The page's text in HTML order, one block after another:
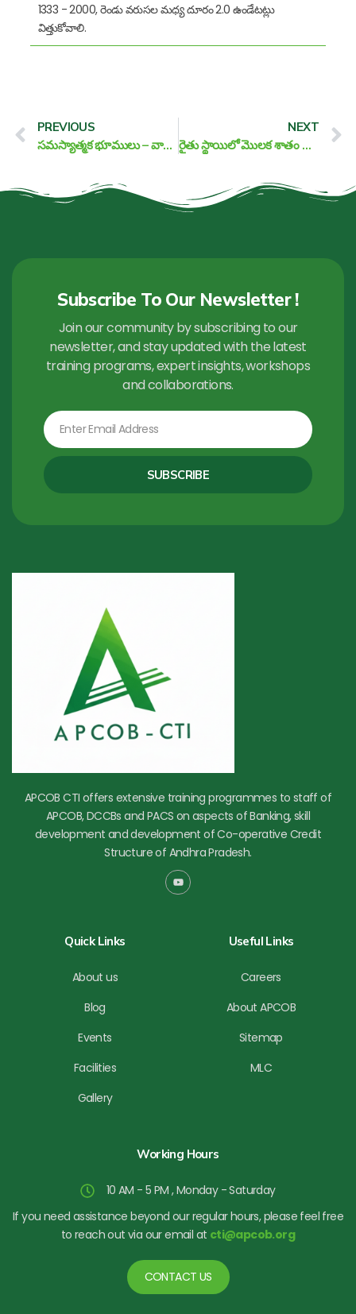
1333 - 2000, రెండు వరుసల మధ్య దూరం 2.0 ఉండేటట్లు
విత్తుకోవాలి.
Prev
PREVIOUS
సమస్యాత్మక భూములు – వాటి యాజమాన్యం
NEXT
రైతు స్థాయిలో మొలక శాతం పరీక్షించే పద్ధతులు
Subscribe To Our Newsletter !
Join our community by subscribing to our
newsletter, and stay updated with the latest
training programs, expert insights, workshops
and collaborations.
Email
SUBSCRIBE
APCOB CTI offers extensive training programmes to staff of
APCOB, DCCBs and PACS on aspects of Banking, skill
development and development of Co-operative Credit
Structure of Andhra Pradesh.
Y
o
Quick Links
About us
Blog
Events
Facilities
Gallery
Useful Links
Careers
About APCOB
Sitemap
MLC
Working Hours
10 AM - 5 PM , Monday - Saturday
If you need assistance beyond our regular hours, please feel free
to reach out via our email at cti@apcob.org
CONTACT US